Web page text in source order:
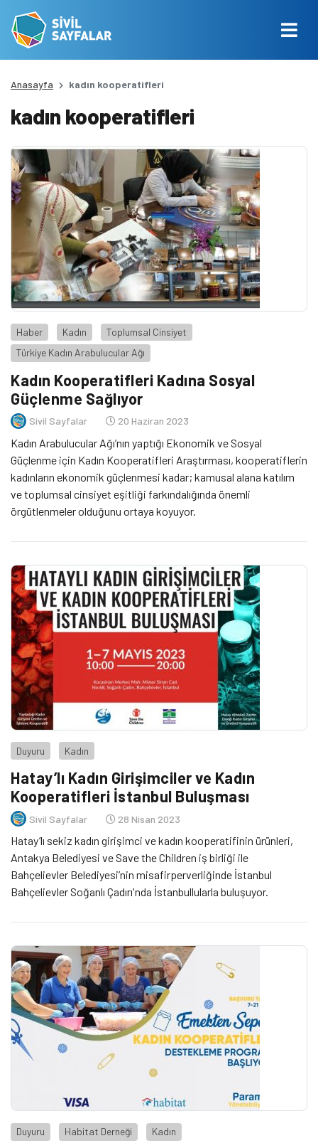
Anasayfa kadın kooperatifleri
kadın kooperatifleri
Haber Kadın
Toplumsal Cinsiyet
Türkiye Kadın Arabulucular Ağı
Kadın Kooperatifleri Kadına Sosyal
Güçlenme Sağlıyor
Sivil Sayfalar 20 Haziran 2023
Kadın Arabulucular Ağı’nın yaptığı Ekonomik ve Sosyal
Güçlenme için Kadın Kooperatifleri Araştırması, kooperatiflerin
kadınların ekonomik güçlenmesi kadar; kamusal alana katılım
ve toplumsal cinsiyet eşitliği farkındalığında önemli
örgütlenmeler olduğunu ortaya koyuyor.
Duyuru Kadın
Hatay’lı Kadın Girişimciler ve Kadın
Kooperatifleri İstanbul Buluşması
Sivil Sayfalar 28 Nisan 2023
Hatay’lı sekiz kadın girişimci ve kadın kooperatifinin ürünleri,
Antakya Belediyesi ve Save the Children iş birliği ile
Bahçelievler Belediyesi’nin misafirperverliğinde İstanbul
Bahçelievler Soğanlı Çadırı'nda İstanbullularla buluşuyor.
Duyuru Habitat Derneği Kadın